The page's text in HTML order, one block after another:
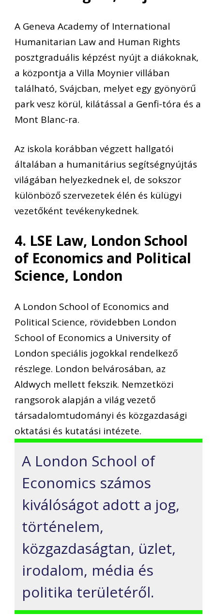
A Geneva Academy of International
Humanitarian Law and Human Rights
posztgraduális képzést nyújt a diákoknak,
a központja a Villa Moynier villában
található, Svájcban, melyet egy gyönyörű
park vesz körül, kilátással a Genfi-tóra és a
Mont Blanc-ra.
Az iskola korábban végzett hallgatói
általában a humanitárius segítségnyújtás
világában helyezkednek el, de sokszor
különböző szervezetek élén és külügyi
vezetőként tevékenykednek.
4. LSE Law, London School
of Economics and Political
Science, London
A London School of Economics and
Political Science, rövidebben London
School of Economics a University of
London speciális jogokkal rendelkező
részlege. London belvárosában, az
Aldwych mellett fekszik. Nemzetközi
rangsorok alapján a világ vezető
társadalomtudományi és közgazdasági
oktatási és kutatási intézete.
A London School of
Economics számos
kiválóságot adott a jog,
történelem,
közgazdaságtan, üzlet,
irodalom, média és
politika területéről.